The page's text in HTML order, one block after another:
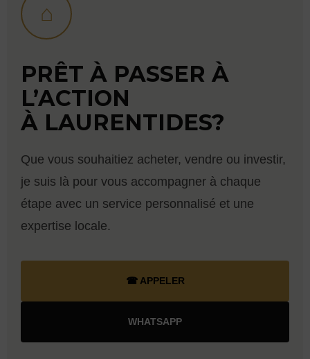
⌂
PRÊT À PASSER À
L’ACTION
À LAURENTIDES?
Que vous souhaitiez acheter, vendre ou investir,
je suis là pour vous accompagner à chaque
étape avec un service personnalisé et une
expertise locale.
☎ APPELER
WHATSAPP